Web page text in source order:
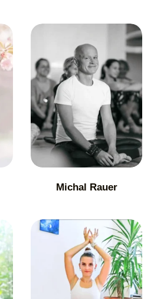
Michal Rauer